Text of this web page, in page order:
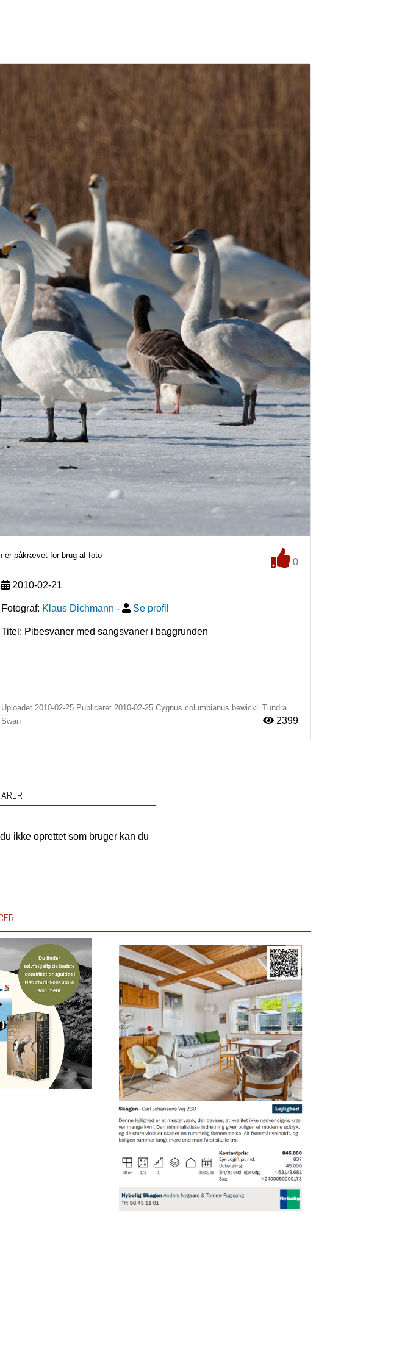
er påkrævet for brug af foto
0
2010-02-21
Fotograf: Klaus Dichmann - Se profil
Titel: Pibesvaner med sangsvaner i baggrunden
Uploadet 2010-02-25 Publiceret 2010-02-25 Cygnus columbianus bewickii Tundra
Swan
2399
ikke oprettet som bruger kan du